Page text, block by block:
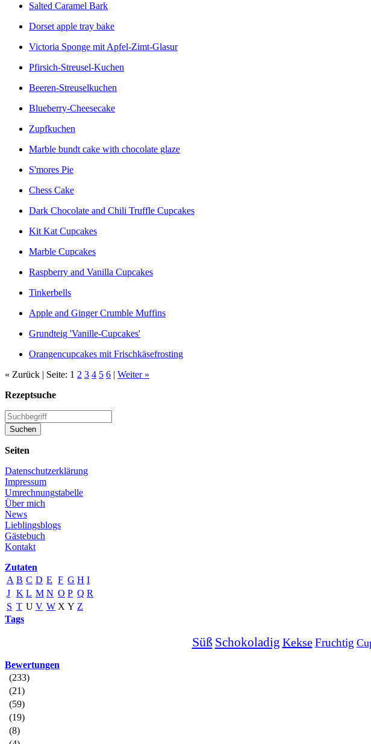
Salted Caramel Bark
Dorset apple tray bake
Victoria Sponge mit Apfel-Zimt-Glasur
Pfirsich-Streusel-Kuchen
Beeren-Streuselkuchen
Blueberry-Cheesecake
Zupfkuchen
Marble bundt cake with chocolate glaze
S'mores Pie
Chess Cake
Dark Chocolate and Chili Truffle Cupcakes
Kit Kat Cupcakes
Marble Cupcakes
Raspberry and Vanilla Cupcakes
Tinkerbells
Apple and Ginger Crumble Muffins
Grundteig 'Vanille-Cupcakes'
Orangencupcakes mit Frischkäsefrosting
« Zurück | Seite: 1 2 3 4 5 6 | Weiter »
Rezeptsuche
Seiten
Datenschutzerklärung
Impressum
Umrechnungstabelle
Über mich
News
Lieblingsblogs
Gästebuch
Kontakt
Zutaten
A B C D E F G H I
J K L M N O P Q R
S T U V W X Y Z
Tags
Süß Schokoladig Kekse Fruchtig
Bewertungen
(233)
(21)
(59)
(19)
(8)